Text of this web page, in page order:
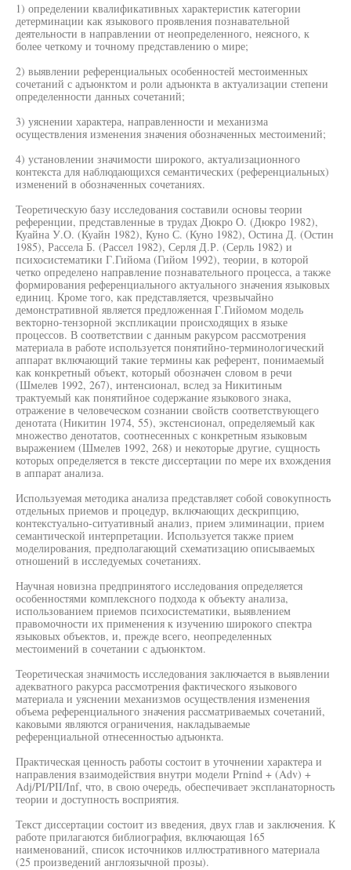
1) определении квалификативных характеристик категории
детерминации как языкового проявления познавательной
деятельности в направлении от неопределенного, неясного, к
более четкому и точному представлению о мире;
2) выявлении референциальных особенностей местоименных
сочетаний с адъюнктом и роли адъюнкта в актуализации степени
определенности данных сочетаний;
3) уяснении характера, направленности и механизма
осуществления изменения значения обозначенных местоимений;
4) установлении значимости широкого, актуализационного
контекста для наблюдающихся семантических (референциальных)
изменений в обозначенных сочетаниях.
Теоретическую базу исследования составили основы теории
референции, представленные в трудах Дюкро О. (Дюкро 1982),
Куайна У.О. (Куайн 1982), Куно С. (Куно 1982), Остина Д. (Остин
1985), Рассела Б. (Рассел 1982), Серля Д.Р. (Серль 1982) и
психосистематики Г.Гийома (Гийом 1992), теории, в которой
четко определено направление познавательного процесса, а также
формирования референциального актуального значения языковых
единиц. Кроме того, как представляется, чрезвычайно
демонстративной является предложенная Г.Гийомом модель
векторно-тензорной экспликации происходящих в языке
процессов. В соответствии с данным ракурсом рассмотрения
материала в работе используется понятийно-терминологический
аппарат включающий такие термины как референт, понимаемый
как конкретный объект, который обозначен словом в речи
(Шмелев 1992, 267), интенсионал, вслед за Никитиным
трактуемый как понятийное содержание языкового знака,
отражение в человеческом сознании свойств соответствующего
денотата (Никитин 1974, 55), экстенсионал, определяемый как
множество денотатов, соотнесенных с конкретным языковым
выражением (Шмелев 1992, 268) и некоторые другие, сущность
которых определяется в тексте диссертации по мере их вхождения
в аппарат анализа.
Используемая методика анализа представляет собой совокупность
отдельных приемов и процедур, включающих дескрипцию,
контекстуально-ситуативный анализ, прием элиминации, прием
семантической интерпретации. Используется также прием
моделирования, предполагающий схематизацию описываемых
отношений в исследуемых сочетаниях.
Научная новизна предпринятого исследования определяется
особенностями комплексного подхода к объекту анализа,
использованием приемов психосистематики, выявлением
правомочности их применения к изучению широкого спектра
языковых объектов, и, прежде всего, неопределенных
местоимений в сочетании с адъюнктом.
Теоретическая значимость исследования заключается в выявлении
адекватного ракурса рассмотрения фактического языкового
материала и уяснении механизмов осуществления изменения
объема референциального значения рассматриваемых сочетаний,
каковыми являются ограничения, накладываемые
референциальной отнесенностью адъюнкта.
Практическая ценность работы состоит в уточнении характера и
направления взаимодействия внутри модели Prnind + (Adv) +
Adj/PI/PII/Inf, что, в свою очередь, обеспечивает экспланаторность
теории и доступность восприятия.
Текст диссертации состоит из введения, двух глав и заключения. К
работе прилагаются библиография, включающая 165
наименований, список источников иллюстративного материала
(25 произведений англоязычной прозы).